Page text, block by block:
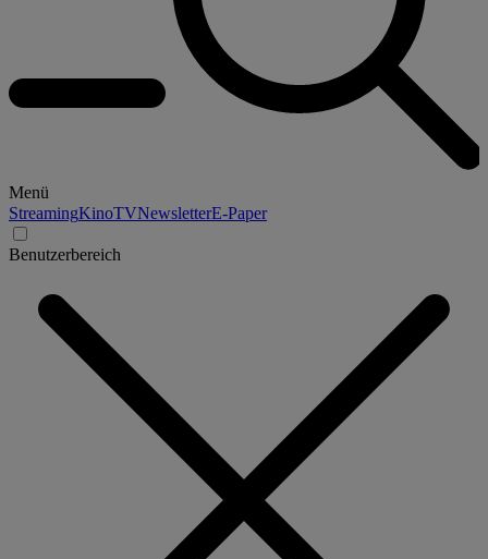
Menü
StreamingKinoTVNewsletterE-Paper
Benutzerbereich